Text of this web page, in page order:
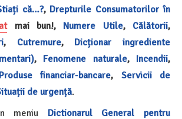
că…?, Drepturile Consumatorilor în
mai bun!, Numere Utile, Călătorii,
, Cutremure, Dicționar ingrediente
, Fenomene naturale, Incendii,
Produse financiar-bancare, Servicii de
de urgență.
meniu Dictionarul General pentru